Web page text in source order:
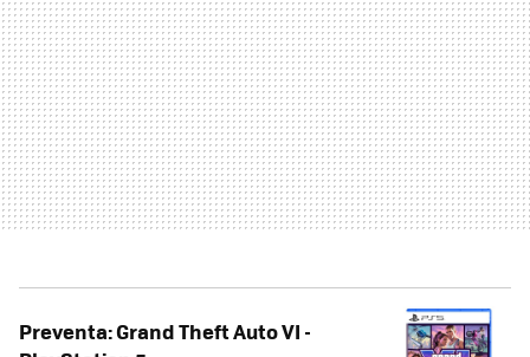
Preventa: Grand Theft Auto VI -